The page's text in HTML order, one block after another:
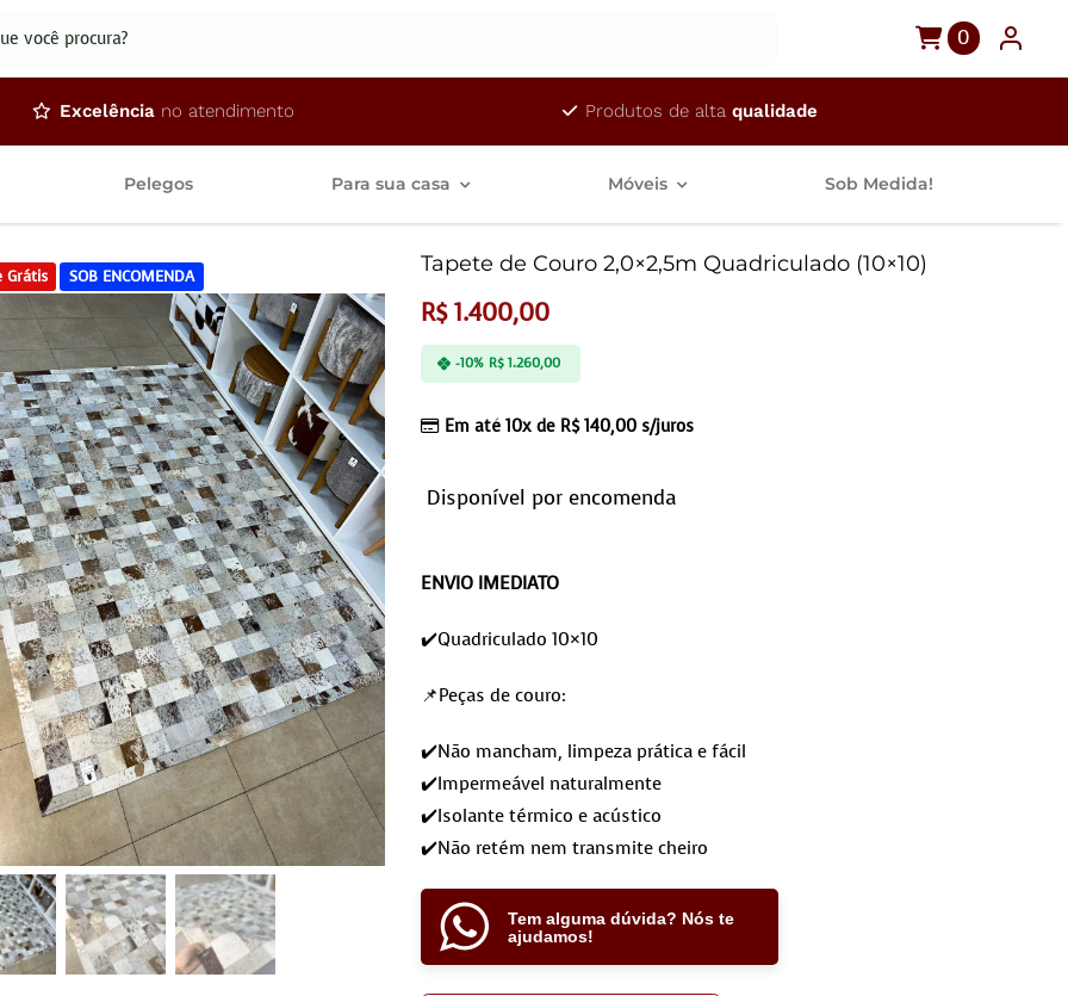
0
Excelência no atendimento Produtos de altaqualidade
Pelegos Para sua casa Móveis Sob Medida!
Grátis SOB ENCOMENDA Tapete de Couro 2,0×2,5m Quadriculado (10×10)
R$1.400,00
Em até 10x de R$140,00 s/juros
-10% R$1.260,00
Disponível por encomenda
ENVIO IMEDIATO
✔️Quadriculado 10×10
📌Peças de couro:
✔️Não mancham, limpeza prática e fácil
✔️Impermeável naturalmente
✔️Isolante térmico e acústico
✔️Não retém nem transmite cheiro
Tem alguma dúvida? Nós te
ajudamos!